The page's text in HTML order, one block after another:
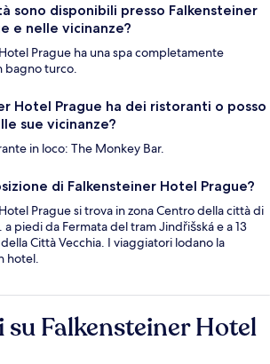
sono disponibili presso Falkensteiner
e nelle vicinanze?
Prague ha una spa completamente
bagno turco.
Hotel Prague ha dei ristoranti o posso
sue vicinanze?
in loco: The Monkey Bar.
di Falkensteiner Hotel Prague?
Prague si trova in zona Centro della città di
a piedi da Fermata del tram Jindřišská e a 13
della Città Vecchia. I viaggiatori lodano la
hotel.
su Falkensteiner Hotel